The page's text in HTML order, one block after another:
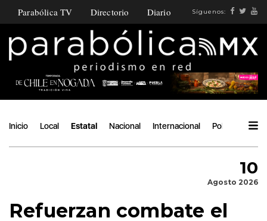
Parabólica TV Directorio Diario Síguenos:
Inicio Local Estatal Nacional Internacional Política
10
Agosto 2026
Refuerzan combate el